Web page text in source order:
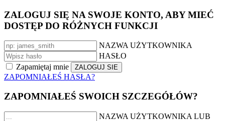
ZALOGUJ SIĘ NA SWOJE KONTO, ABY MIEĆ
DOSTĘP DO RÓŻNYCH FUNKCJI
NAZWA UŻYTKOWNIKA
HASŁO
Zapamiętaj mnie
ZAPOMNIAŁEŚ HASŁA?
ZAPOMNIAŁEŚ SWOICH SZCZEGÓŁÓW?
NAZWA UŻYTKOWNIKA LUB